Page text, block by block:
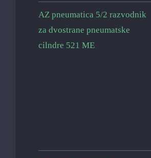
AZ pneumatica 5/2 razvodnik
za dvostrane pneumatske
cilndre 521 ME